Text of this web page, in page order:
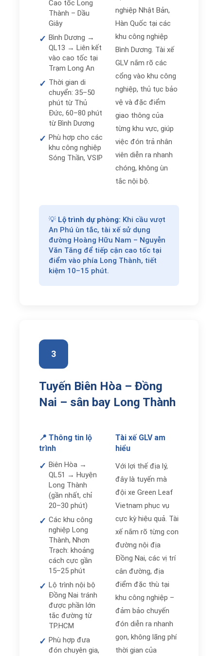
Cao tốc Long
Thành – Dầu
Giây
✓ Bình Dương →
QL13 → Liên kết
vào cao tốc tại
Trạm Long An
✓ Thời gian di
chuyển: 35–50
phút từ Thủ
Đức, 60–80 phút
từ Bình Dương
✓ Phù hợp cho các
khu công nghiệp
Sóng Thần, VSIP
nghiệp Nhật Bản,
Hàn Quốc tại các
khu công nghiệp
Bình Dương. Tài xế
GLV nắm rõ các
cổng vào khu công
nghiệp, thủ tục bảo
vệ và đặc điểm
giao thông của
từng khu vực, giúp
việc đón trả nhân
viên diễn ra nhanh
chóng, không ùn
tắc nội bộ.
💡 Lộ trình dự phòng: Khi cầu vượt
An Phú ùn tắc, tài xế sử dụng
đường Hoàng Hữu Nam – Nguyễn
Văn Tăng để tiếp cận cao tốc tại
điểm vào phía Long Thành, tiết
kiệm 10–15 phút.
3
Tuyến Biên Hòa – Đồng
Nai – sân bay Long Thành
📍 Thông tin lộ
trình
✓ Biên Hòa →
QL51 → Huyện
Long Thành
(gần nhất, chỉ
20–30 phút)
✓ Các khu công
nghiệp Long
Thành, Nhơn
Trạch: khoảng
cách cực gần
15–25 phút
✓ Lộ trình nội bộ
Đồng Nai tránh
được phần lớn
tắc đường từ
TP.HCM
✓ Phù hợp đưa
đón chuyên gia,
Tài xế GLV am
hiểu
Với lợi thế địa lý,
đây là tuyến mà
đội xe Green Leaf
Vietnam phục vụ
cực kỳ hiệu quả. Tài
xế nắm rõ từng con
đường nội địa
Đồng Nai, các vị trí
cân đường, địa
điểm đặc thù tại
khu công nghiệp –
đảm bảo chuyến
đón diễn ra nhanh
gọn, không lãng phí
thời gian của